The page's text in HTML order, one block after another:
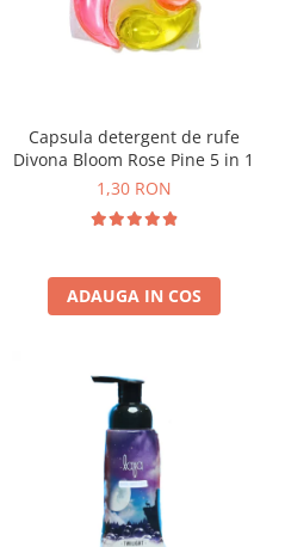
Capsula detergent de rufe
Divona Bloom Rose Pine 5 in 1
1,30 RON
ADAUGA IN COS